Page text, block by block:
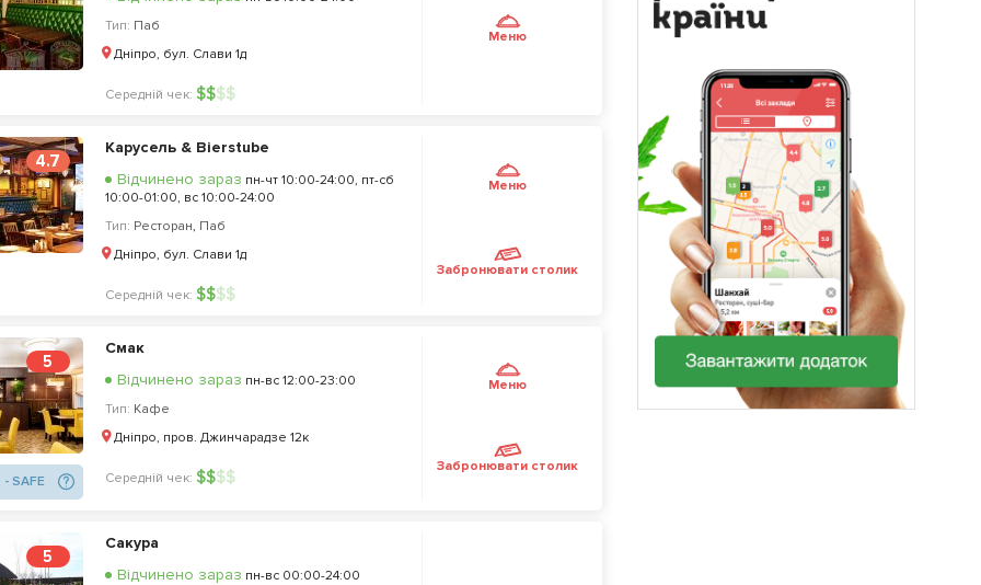
Тип: Паб
Дніпро, бул. Слави 1д
Середній чек: $$$$
Меню
4.7
Карусель & Bierstube
Відчинено зараз пн-чт 10:00-24:00, пт-сб
10:00-01:00, вс 10:00-24:00
Тип: Ресторан, Паб
Дніпро, бул. Слави 1д
Середній чек: $$$$
Меню
Забронювати столик
5
SAFE
Смак
Відчинено зараз пн-вс 12:00-23:00
Тип: Кафе
Дніпро, пров. Джинчарадзе 12к
Середній чек: $$$$
Меню
Забронювати столик
5
Сакура
Відчинено зараз пн-вс 00:00-24:00